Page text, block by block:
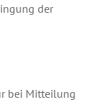
der
bei Mitteilung